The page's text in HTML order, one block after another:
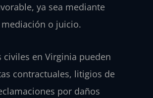
ya sea mediante
o juicio.
civiles en Virginia pueden
contractuales, litigios de
por daños